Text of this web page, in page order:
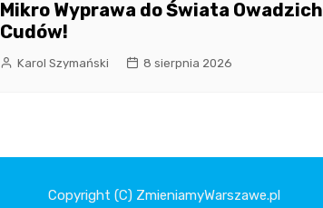
Mikro Wyprawa do Świata Owadzich
Cudów!
Karol Szymański 8 sierpnia 2026
Copyright (C) ZmieniamyWarszawe.pl